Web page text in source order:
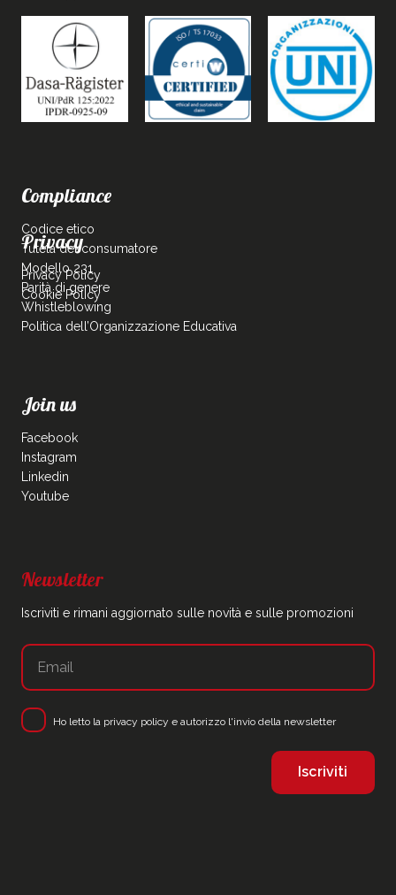
Compliance
Codice etico
Tutela del consumatore
Modello 231
Parità di genere
Whistleblowing
Politica dell’Organizzazione Educativa
Privacy
Privacy Policy
Cookie Policy
Join us
Facebook
Instagram
Linkedin
Youtube
Newsletter
Iscriviti e rimani aggiornato sulle novità e sulle promozioni
Ho letto la privacy policy e autorizzo l'invio della newsletter